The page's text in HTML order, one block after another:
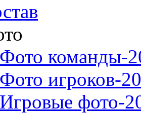
Фото команды-
Фото игроков-
Игровые фото-